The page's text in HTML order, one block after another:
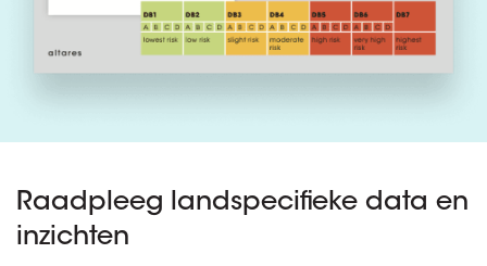
Raadpleeg landspecifieke data en
inzichten